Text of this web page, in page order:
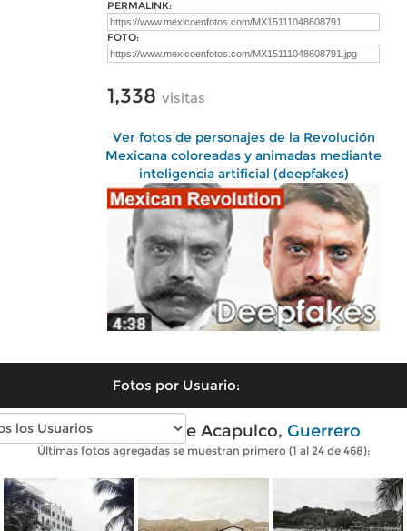
PERMALINK:
FOTO:
1,338 visitas
Ver fotos de personajes de la Revolución
Mexicana coloreadas y animadas mediante
inteligencia artificial (deepfakes)
Fotos por Usuario:
Fotos antiguas de Acapulco, Guerrero
Últimas fotos agregadas se muestran primero (1 al 24 de 468):